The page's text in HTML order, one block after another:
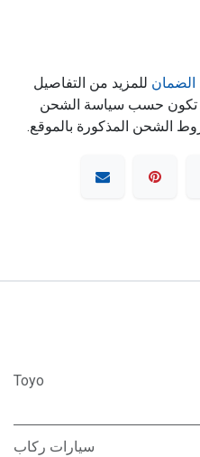
للمزيد من التفاصيل
تكون حسب سياسة الشحن
الشحن المذكورة بالموقع.
Toyo
سيارات ركاب